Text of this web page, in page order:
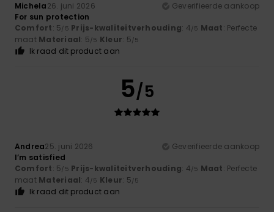
Michela26. juni 2026
Geverifieerde aankoop
For sun protection
Comfort: 5/5 Prijs-kwaliteitverhouding: 4/5 Maat: Perfecte
maat Materiaal: 5/5 Kleur: 5/5
Ik raad dit product aan
5/5
Andrea25. juni 2026
Geverifieerde aankoop
I’m satisfied
Comfort: 5/5 Prijs-kwaliteitverhouding: 4/5 Maat: Perfecte
maat Materiaal: 4/5 Kleur: 5/5
Ik raad dit product aan